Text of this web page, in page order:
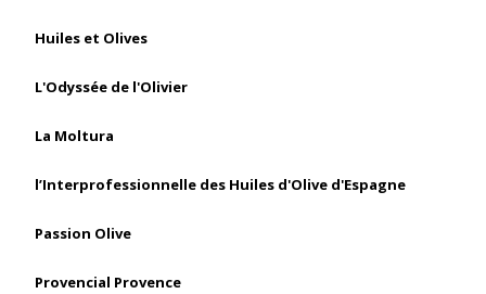
Huiles et Olives
L'Odyssée de l'Olivier
La Moltura
l’Interprofessionnelle des Huiles d'Olive d'Espagne
Passion Olive
Provencial Provence